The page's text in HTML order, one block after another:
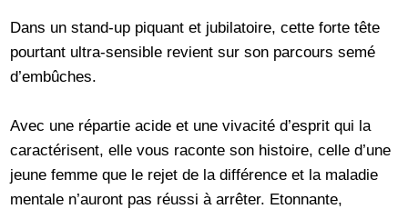
Dans un stand-up piquant et jubilatoire, cette forte tête
pourtant ultra-sensible revient sur son parcours semé
d’embûches.
Avec une répartie acide et une vivacité d’esprit qui la
caractérisent, elle vous raconte son histoire, celle d’une
jeune femme que le rejet de la différence et la maladie
mentale n’auront pas réussi à arrêter. Etonnante,